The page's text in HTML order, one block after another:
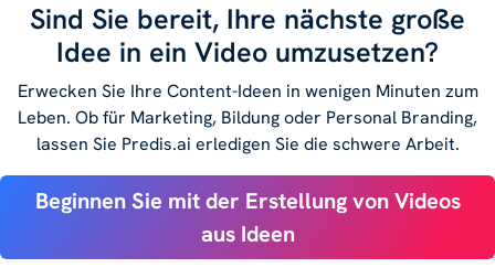
Sind Sie bereit, Ihre nächste große
Idee in ein Video umzusetzen?
Erwecken Sie Ihre Content-Ideen in wenigen Minuten zum
Leben. Ob für Marketing, Bildung oder Personal Branding,
lassen Sie Predis.ai erledigen Sie die schwere Arbeit.
Beginnen Sie mit der Erstellung von Videos
aus Ideen